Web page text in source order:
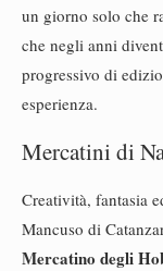
un giorno solo che
che negli anni
progressivo di
esperienza.
Mercatini di
Creatività, fantasia
Mancuso di
Mercatino degli